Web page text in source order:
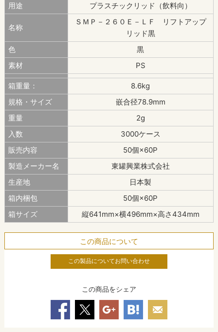
用途
プラスチックリッド（飲料向）
名称
ＳＭＰ－２６０Ｅ－ＬＦ リフトアップ
リッド黒
色
黒
素材
PS
箱重量：
8.6kg
規格・サイズ
嵌合径78.9mm
重量
2g
入数
3000ケース
販売内容
50個×60P
製造メーカー名
東罐興業株式会社
生産地
日本製
箱内梱包
50個×60P
箱サイズ
縦641mm×横496mm×高さ434mm
この商品について
この製品についてお問い合わせ
この商品をシェア